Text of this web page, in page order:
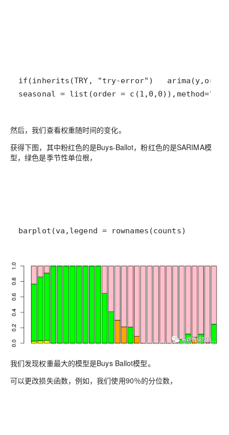
然后，我们查看权重随时间的变化。
获得下图，其中粉红色的是Buys-Ballot，粉红色的是SARIMA模
型，绿色是季节性单位根，
我们发现权重最大的模型是Buys Ballot模型。
可以更改损失函数，例如，我们使用90％的分位数，